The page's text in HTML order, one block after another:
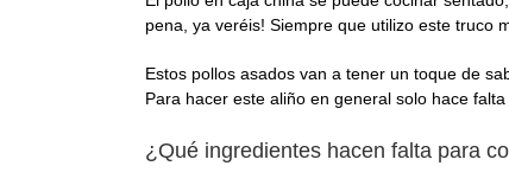
pena, ya veréis! Siempre que utilizo este truco
Estos pollos asados van a tener un toque de
Para hacer este aliño en general solo hace
¿Qué ingredientes hacen falta para